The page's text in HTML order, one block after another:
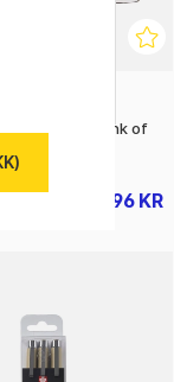
Edelstein Ink of
196 KR